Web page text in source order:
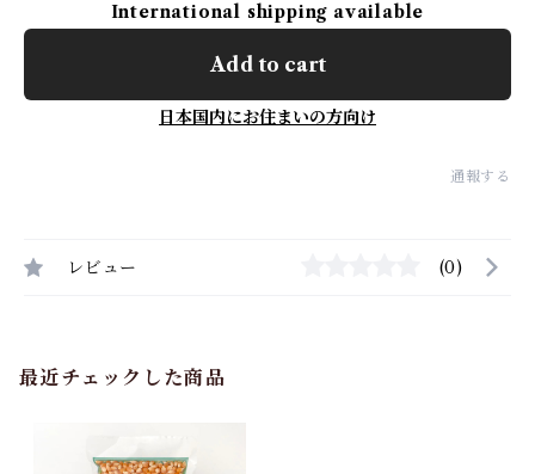
International shipping available
Add to cart
日本国内にお住まいの方向け
通報する
レビュー (0)
最近チェックした商品